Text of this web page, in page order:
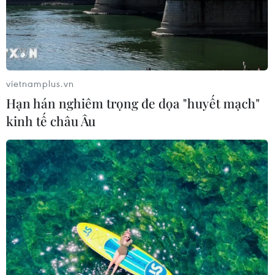
TIN CÙNG CHUYÊN MỤC
Thụy Sĩ khó đạt mục tiêu giảm phát
thải khí nhà kính vào năm 2030
07/08/2026 09:42
vietnamplus.vn
Hạn hán nghiêm trọng đe dọa "huyết mạch"
kinh tế châu Âu